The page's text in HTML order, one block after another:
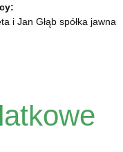
i Jan Głąb spółka jawna